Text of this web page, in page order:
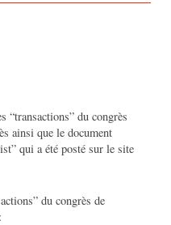
“transactions” du congrès
ainsi que le document
qui a été posté sur le site
du congrès de